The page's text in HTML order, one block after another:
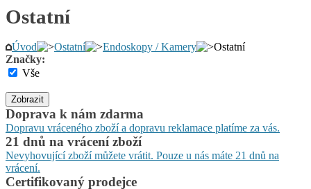
Ostatní
Úvod Ostatní Endoskopy / Kamery
Ostatní
Značky:
Vše
Zobrazit
Doprava k nám zdarma
Dopravu vráceného zboží a dopravu reklamace platíme za vás.
21 dnů na vrácení zboží
Nevyhovující zboží můžete vrátit. Pouze u nás máte 21 dnů na
vrácení.
Certifikovaný prodejce